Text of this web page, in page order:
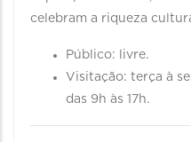
celebram a riqueza
Público: livre.
Visitação: terça à
das 9h às 17h.